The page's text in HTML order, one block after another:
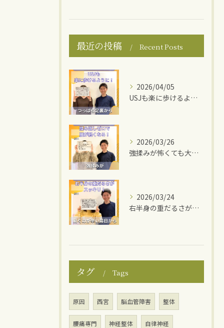
最近の投稿 Recent Posts
2026/04/05
USJも楽に歩けるように！
2026/03/26
強揉みが怖くても大丈夫！
2026/03/24
右半身の重だるさがスッキリ！
タグ Tags
原因 西宮 脳血管障害 整体
腰痛専門 神経整体 自律神経